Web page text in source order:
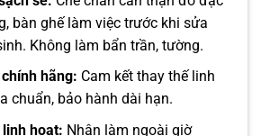
bàn ghế làm việc trước khi sửa
Không làm bẩn trần, tường.
hãng: Cam kết thay thế linh
chuẩn, bảo hành dài hạn.
hoạt: Nhận làm ngoài giờ